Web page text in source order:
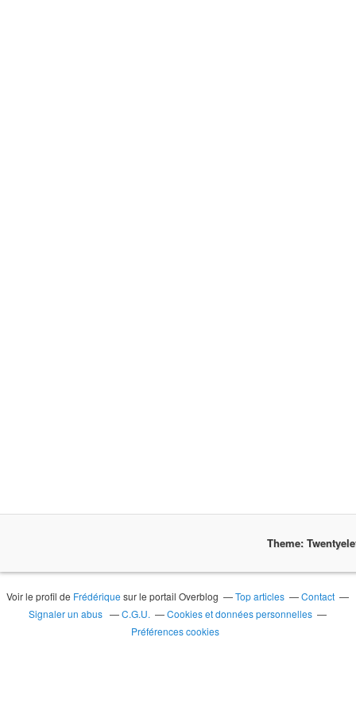
Theme:
Voir le profil de Frédérique sur le portail Overblog Top articles
Contact
Signaler un abus
C.G.U.
Cookies et données personnelles
Préférences cookies